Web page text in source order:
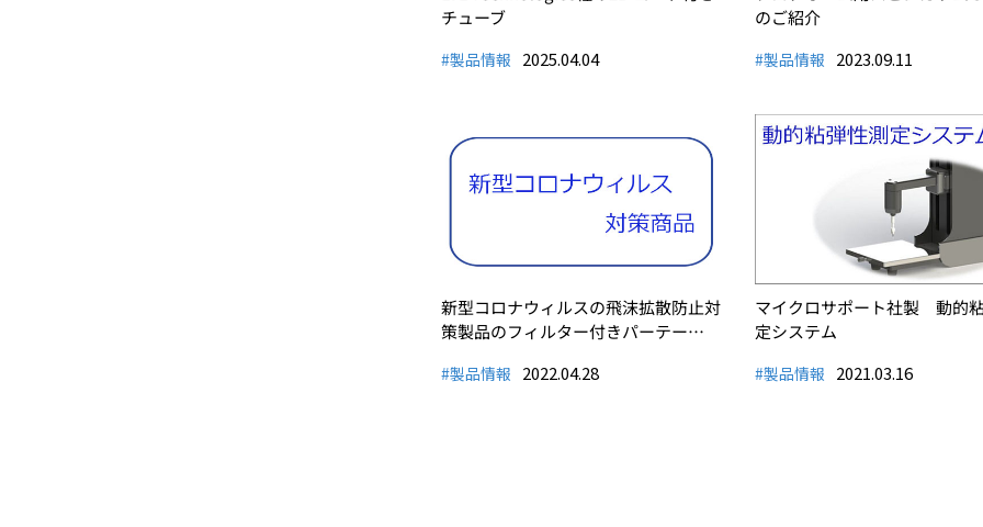
チューブ
#製品情報 2025.04.04
のご紹介
#製品情報 2023.09.11
新型コロナウィルスの飛沫拡散防止対
策製品のフィルター付きパーテー…
#製品情報 2022.04.28
マイクロサポート社製 動的
定システム
#製品情報 2021.03.16